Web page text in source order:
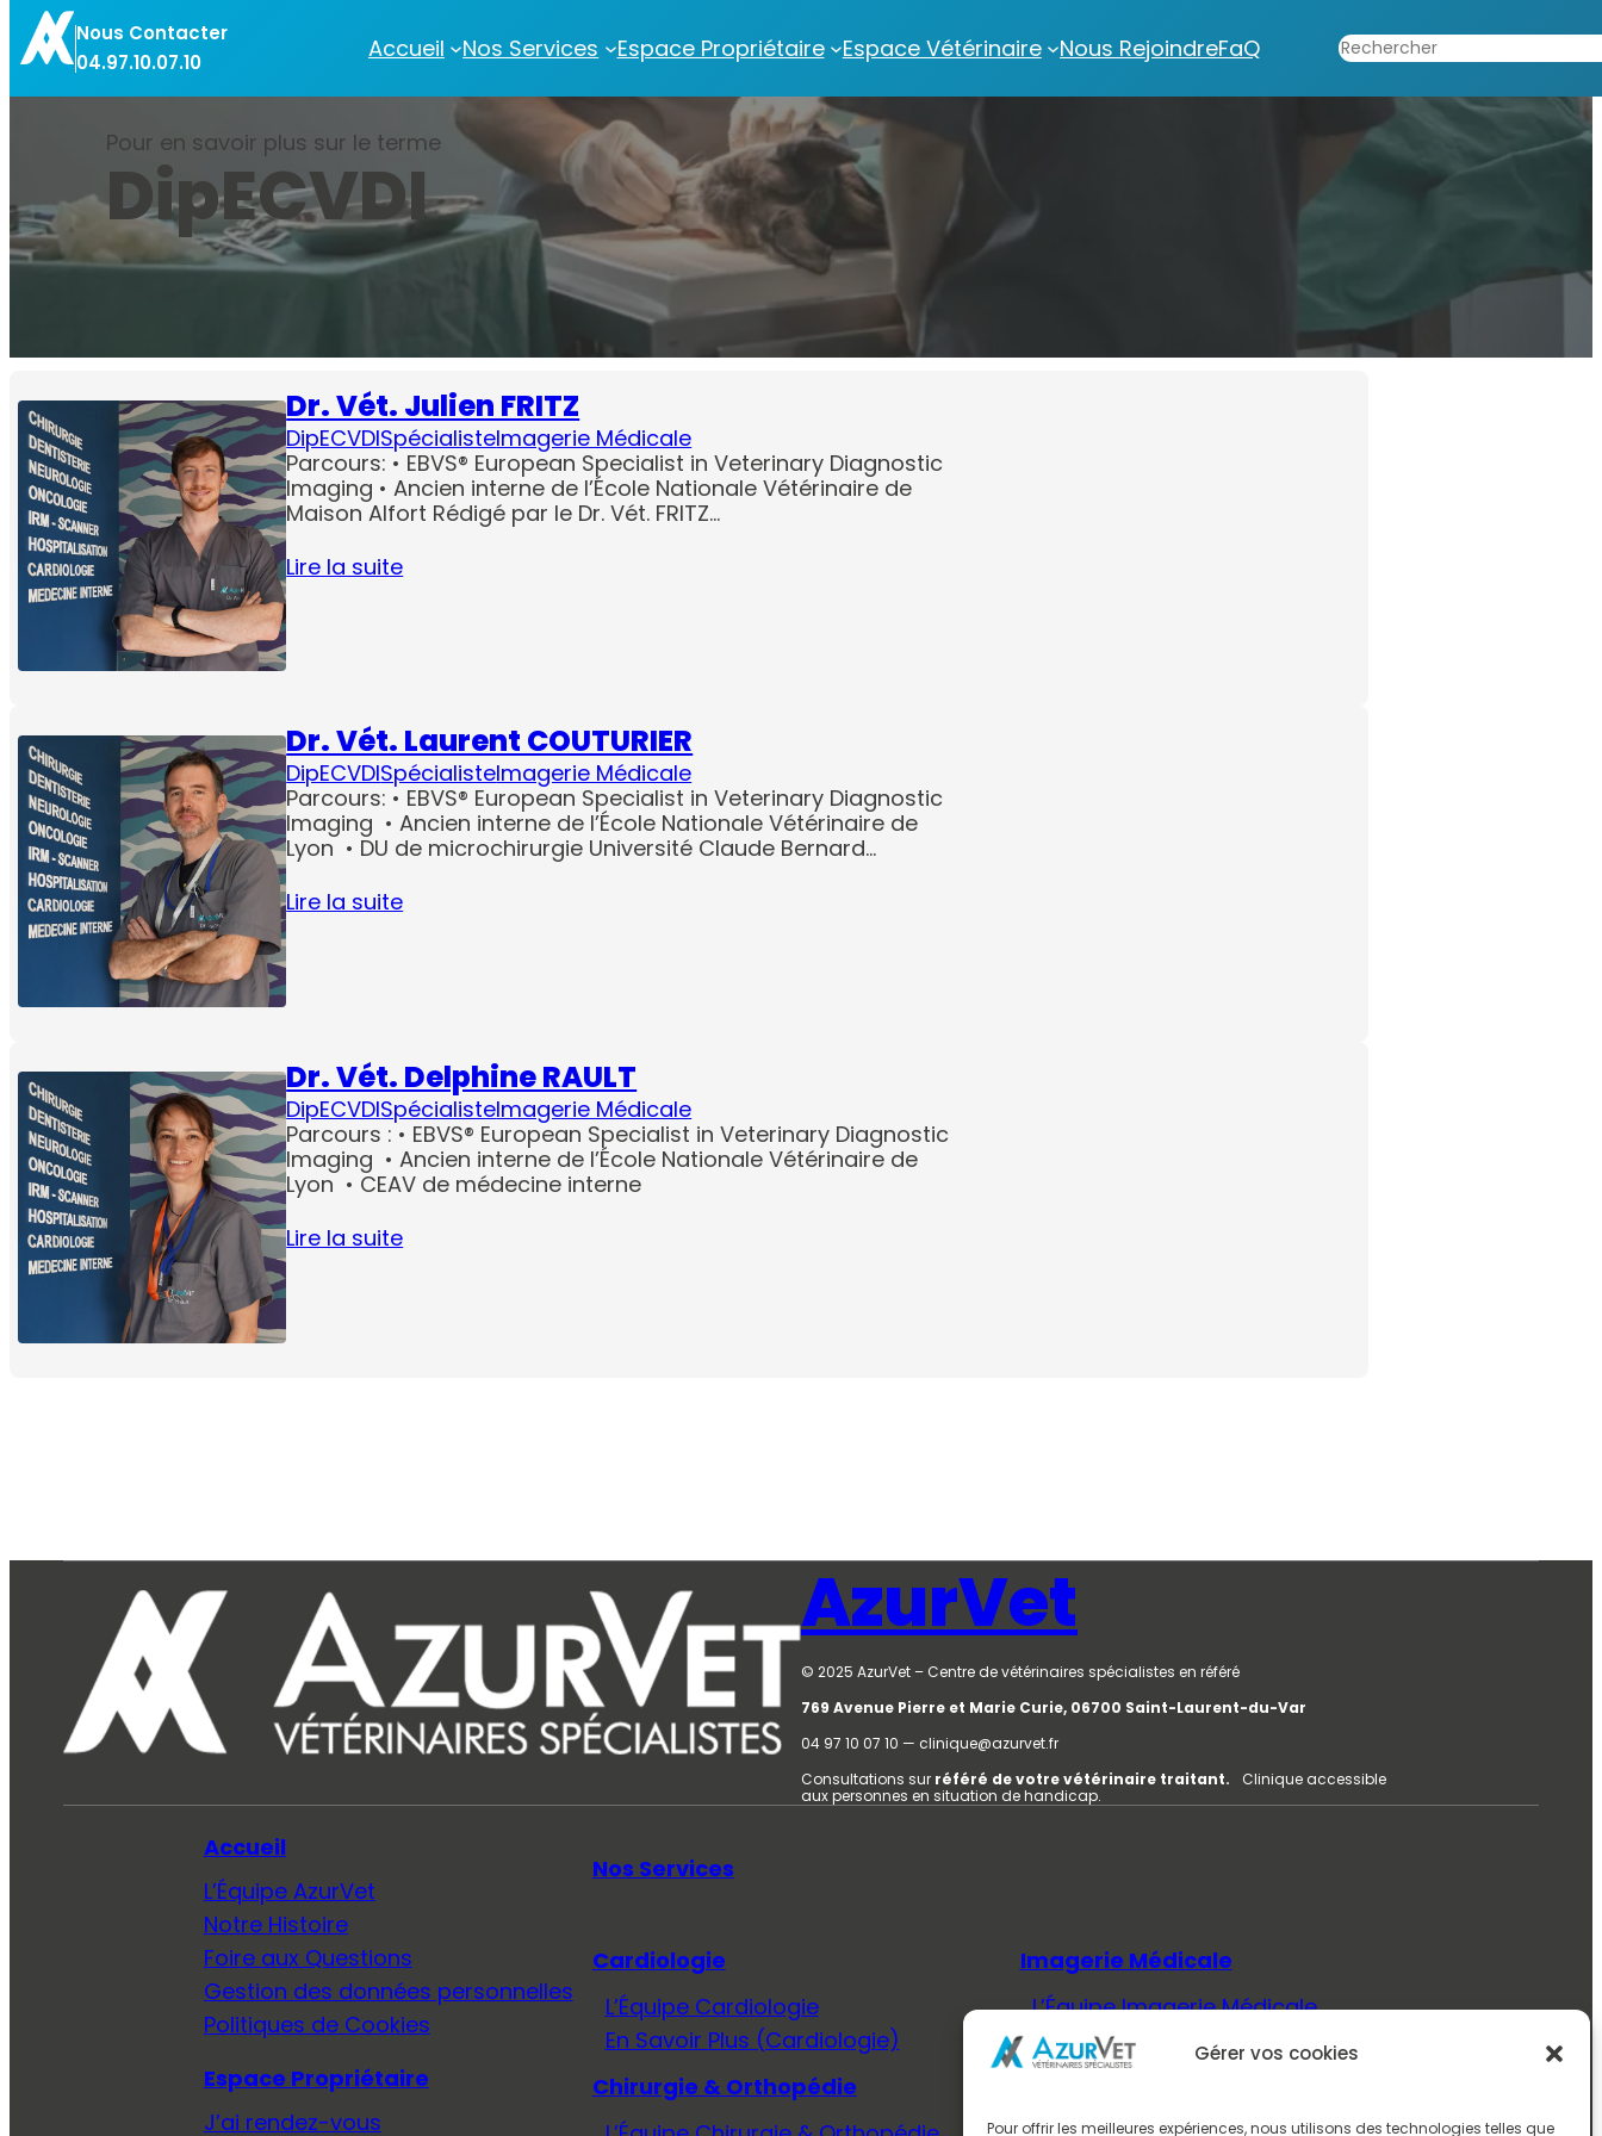
Gérer vos cookies
Pour offrir les meilleures expériences, nous utilisons des technologies telles que
Aller
au
contenu
Nous Contacter
04.97.10.07.10
Accueil Nos Services Espace Propriétaire Espace Vétérinaire Nous RejoindreFaQ Rechercher
Pour en savoir plus sur le terme
DipECVDI
Dr. Vét. Julien FRITZ
DipECVDISpécialisteImagerie Médicale
Parcours: • EBVS® European Specialist in Veterinary Diagnostic
Imaging • Ancien interne de l’École Nationale Vétérinaire de
Maison Alfort Rédigé par le Dr. Vét. FRITZ…
Lire la suite
Dr. Vét. Laurent COUTURIER
DipECVDISpécialisteImagerie Médicale
Parcours: • EBVS® European Specialist in Veterinary Diagnostic
Imaging • Ancien interne de l’École Nationale Vétérinaire de
Lyon • DU de microchirurgie Université Claude Bernard…
Lire la suite
Dr. Vét. Delphine RAULT
DipECVDISpécialisteImagerie Médicale
Parcours : • EBVS® European Specialist in Veterinary Diagnostic
Imaging • Ancien interne de l’École Nationale Vétérinaire de
Lyon • CEAV de médecine interne
Lire la suite
AzurVet
© 2025 AzurVet – Centre de vétérinaires spécialistes en référé
769 Avenue Pierre et Marie Curie, 06700 Saint-Laurent-du-Var
04 97 10 07 10 — clinique@azurvet.fr
Consultations sur référé de votre vétérinaire traitant. Clinique accessible
aux personnes en situation de handicap.
Accueil
L’Équipe AzurVet
Notre Histoire
Foire aux Questions
Gestion des données personnelles
Politiques de Cookies
Espace Propriétaire
J’ai rendez-vous
Nos Services
Cardiologie
L’Équipe Cardiologie
En Savoir Plus (Cardiologie)
Chirurgie & Orthopédie
Imagerie Médicale
L’Équipe Imagerie Médicale
En Savoir Plus (Imagerie Médicale)